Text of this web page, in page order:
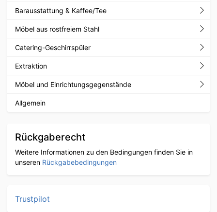
Barausstattung & Kaffee/Tee
Möbel aus rostfreiem Stahl
Catering-Geschirrspüler
Extraktion
Möbel und Einrichtungsgegenstände
Allgemein
Rückgaberecht
Weitere Informationen zu den Bedingungen finden Sie in
unseren Rückgabebedingungen
Trustpilot